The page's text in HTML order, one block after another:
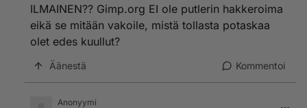
ILMAINEN?? Gimp.org EI ole putlerin hakkeroima
eikä se mitään vakoile, mistä tollasta potaskaa
olet edes kuullut?
Äänestä Kommentoi
Anonyymi